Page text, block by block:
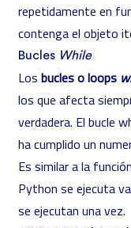
repetidamente en
contenga el objeto
Bucles While
Los bucles o loops
los que afecta
verdadera. El bucle
ha cumplido un
Es similar a la
Python se ejecuta
se ejecutan una vez.